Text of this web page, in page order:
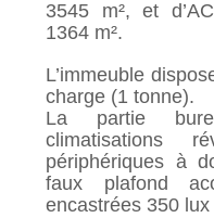
3545 m², et
1364 m².
L’immeuble
charge (1 tonne).
La partie
climatisations
périphériques à
faux plafond
encastrées 350